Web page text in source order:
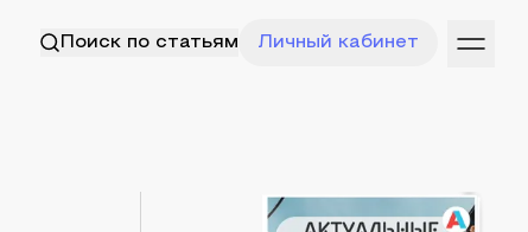
Поиск по статьям Личный кабинет